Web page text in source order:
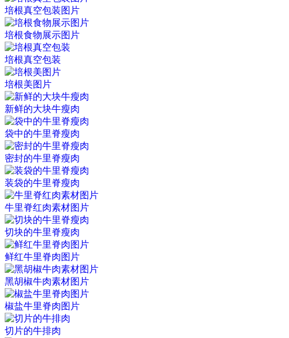
培根真空包装图片
培根食物展示图片
培根真空包装
培根美图片
新鲜的大块牛瘦肉
袋中的牛里脊瘦肉
密封的牛里脊瘦肉
装袋的牛里脊瘦肉
牛里脊红肉素材图片
切块的牛里脊瘦肉
鲜红牛里脊肉图片
黑胡椒牛肉素材图片
椒盐牛里脊肉图片
切片的牛排肉